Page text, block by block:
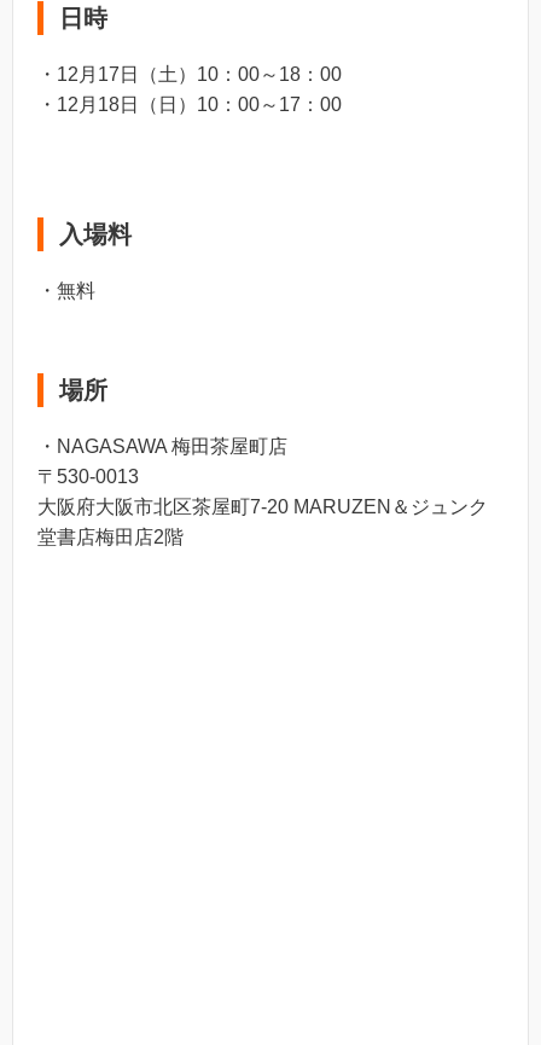
日時
・12月17日（土）10：00～18：00
・12月18日（日）10：00～17：00
入場料
・無料
場所
・NAGASAWA 梅田茶屋町店
〒530-0013
大阪府大阪市北区茶屋町7-20 MARUZEN＆ジュンク
堂書店梅田店2階